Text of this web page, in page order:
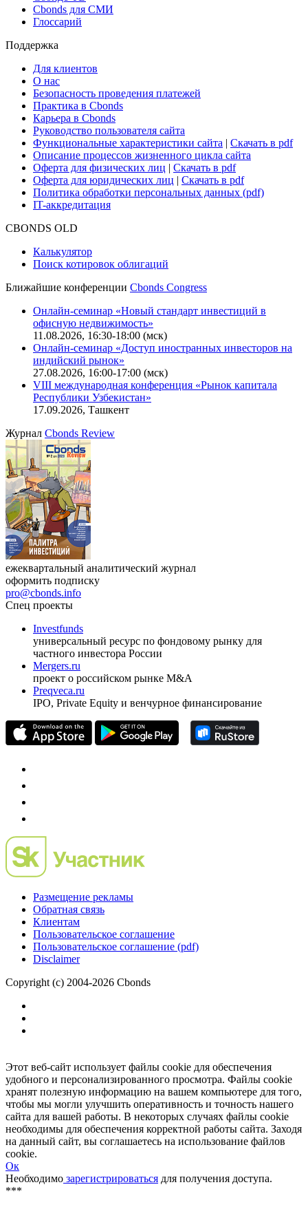
Новости рынка
Research Hub
Сбондс-ТВ
Глоссарий
Поддержка
Для клиентов
О нас
Безопасность проведения платежей
Практика в Cbonds
Карьера в Cbonds
Руководство пользователя сайта
Функциональные характеристики сайта|Скачать в pdf
Описание процессов жизненного цикла сайта
Оферта для юридических лиц
IT-аккредитация
Поиск котировок облигаций
Ближайшие конференцииCbonds Congress
Онлайн-семинар «Новый стандарт инвестиций в
офисную недвижимость»
11.08.2026, 16:30-18:00 (мск)
Онлайн-семинар «Доступ иностранных инвесторов на
индийский рынок»
VIII международная конференция «Рынок капитала
Республики Узбекистан»
17.09.2026, Ташкент
ЖурналCbonds Review
оформить подписку
pro@cbonds.info
Спец проекты
Investfunds
универсальный ресурс по фондовому рынку для
частного инвестора России
проект о российском рынке M&A
Preqveca.ru
Размещение рекламы
Обратная связь
Пользовательское соглашение
Copyright (c) 2004-2026 Cbonds
Этот веб-сайт использует файлы cookie для обеспечения
удобного и персонализированного просмотра. Файлы cookie
хранят полезную информацию на вашем компьютере для того,
чтобы мы могли улучшить оперативность и точность нашего
сайта для вашей работы. В некоторых случаях файлы cookie
необходимы для обеспечения корректной работы сайта. Заходя
на данный сайт, вы соглашаетесь на использование файлов